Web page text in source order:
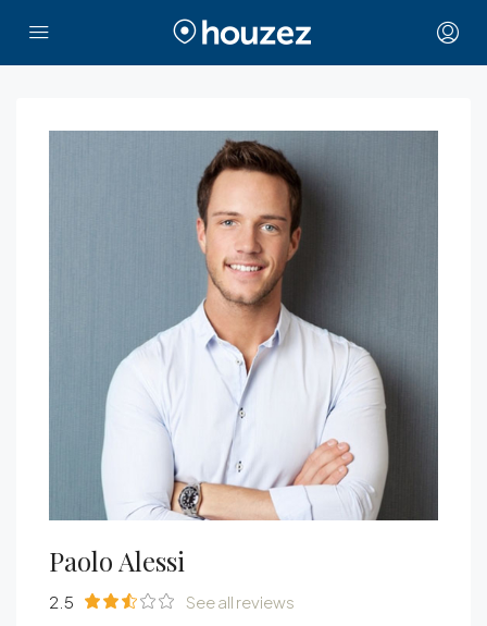
Paolo Alessi
2.5
See all reviews